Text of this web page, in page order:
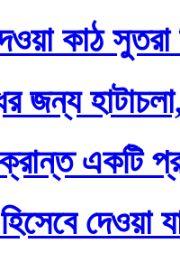
কাঠ সুতরা
জন্য
একটি
দেওয়া